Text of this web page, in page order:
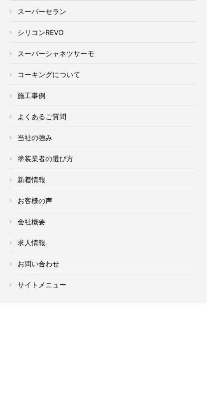
スーパーセラン
シリコンREVO
スーパーシャネツサーモ
コーキングについて
施工事例
よくあるご質問
当社の強み
塗装業者の選び方
新着情報
お客様の声
会社概要
求人情報
お問い合わせ
サイトメニュー